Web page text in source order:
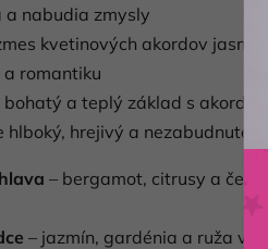
a nabudia zmysly
kvetinových akordov
a romantiku
bohatý a teplý základ s
hlboký, hrejivý a
– bergamot, citrusy a
– jazmín, gardénia a ruža